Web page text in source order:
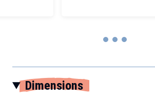
Dimensions